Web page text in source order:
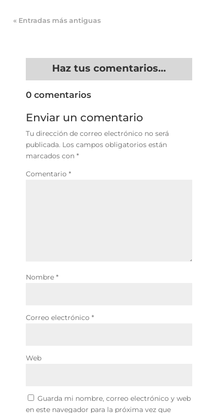
« Entradas más antiguas
Haz tus comentarios…
0 comentarios
Enviar un comentario
Tu dirección de correo electrónico no será
publicada. Los campos obligatorios están
marcados con *
Comentario *
Nombre *
Correo electrónico *
Web
Guarda mi nombre, correo electrónico y web
en este navegador para la próxima vez que